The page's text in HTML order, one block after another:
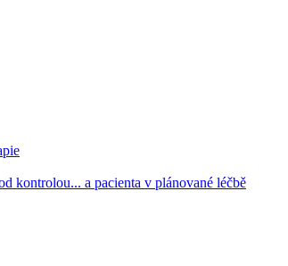
kontrolou... a pacienta v plánované léčbě